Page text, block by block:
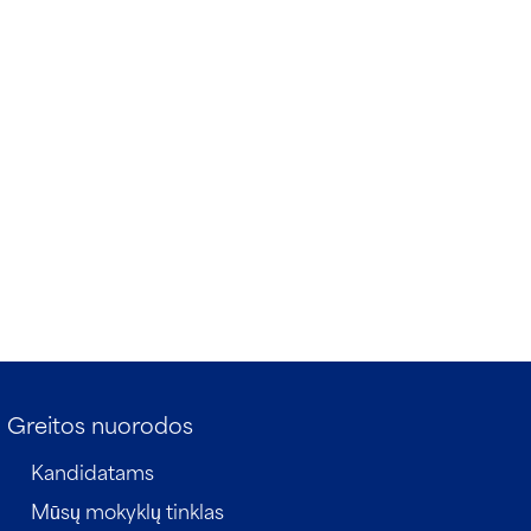
Greitos nuorodos
Kandidatams
Mūsų mokyklų tinklas